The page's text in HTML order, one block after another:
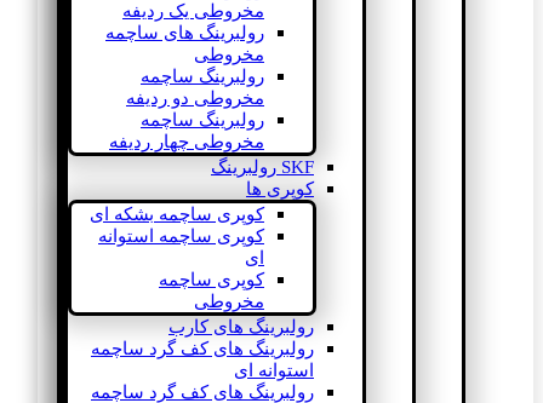
مخروطی یک ردیفه
رولبرینگ های ساچمه
مخروطی
رولبرینگ ساچمه
مخروطی دو ردیفه
رولبرینگ ساچمه
مخروطی چهار ردیفه
SKF رولبرینگ
کوپری ها
کوپری ساچمه بشکه ای
کوپری ساچمه استوانه
ای
کوپری ساچمه
مخروطی
رولبرینگ های کارب
رولبرینگ های کف گرد ساچمه
استوانه ای
رولبرینگ های کف گرد ساچمه